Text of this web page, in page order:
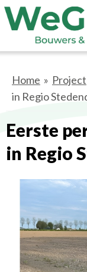
Home » Project
in Regio
Eerste
in Regio